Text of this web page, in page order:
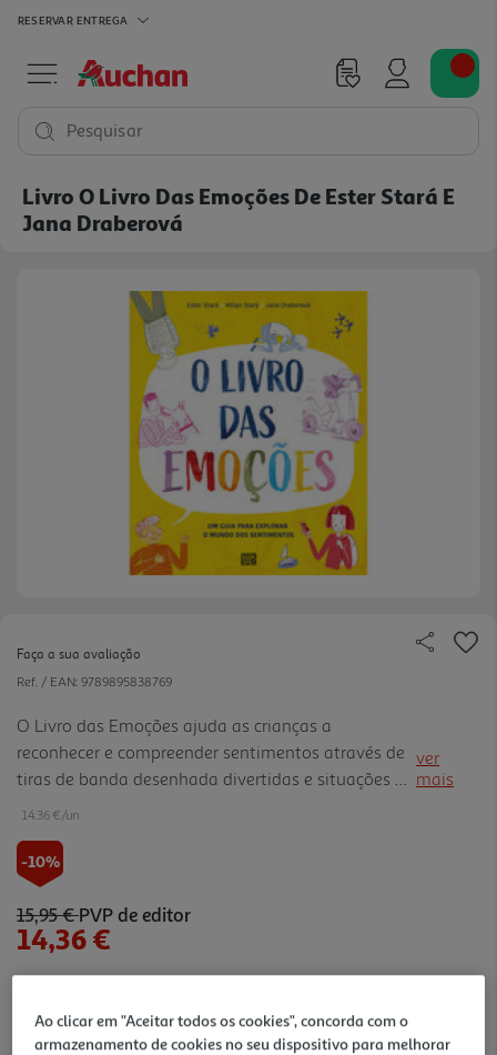
RESERVAR ENTREGA
Pesquisar
Livro O Livro Das Emoções De Ester Stará E
Jana Draberová
Faça a sua avaliação
Ref. / EAN: 9789895838769
O Livro das Emoções ajuda as crianças a
reconhecer e compreender sentimentos através de
tiras de banda desenhada divertidas e situações do
quotidiano. Com explicações claras e dicas
equilibrio emocional, ideal para famílias e
contectos educativos.
ver
mais
14.36 €/un
-10%
15,95 €PVP de editor
14,36 €
Ao clicar em "Aceitar todos os cookies", concorda com o
armazenamento de cookies no seu dispositivo para melhorar